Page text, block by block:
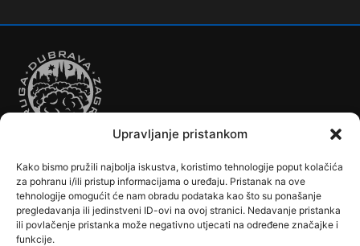
Upravljanje pristankom
Kako bismo pružili najbolja iskustva, koristimo tehnologije poput kolačića
za pohranu i/ili pristup informacijama o uređaju. Pristanak na ove
tehnologije omogućit će nam obradu podataka kao što su ponašanje
pregledavanja ili jedinstveni ID-ovi na ovoj stranici. Nedavanje pristanka
ili povlačenje pristanka može negativno utjecati na određene značajke i
funkcije.
280 Dubec – Sesvete – Šimuncevec
212 Noćna – Dubec – Sesvete
Autobusi Automobilizam Biciklizam
Borilački Sportovi
Cookie Policy (EU)
Crkve, samostani i župni uredi
Dječji vrtići
Drugi sportovi
Društva, klubovi, savezi, udruge
Dubrava u Srcu
Edukacija